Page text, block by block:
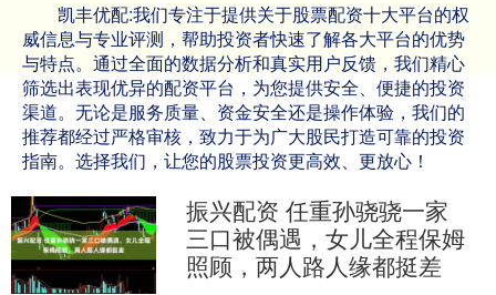
凯丰优配:我们专注于提供关于股票配资十大平台的权
威信息与专业评测，帮助投资者快速了解各大平台的优势
与特点。通过全面的数据分析和真实用户反馈，我们精心
筛选出表现优异的配资平台，为您提供安全、便捷的投资
渠道。无论是服务质量、资金安全还是操作体验，我们的
推荐都经过严格审核，致力于为广大股民打造可靠的投资
指南。选择我们，让您的股票投资更高效、更放心！
振兴配资 任重孙骁骁一家
三口被偶遇，女儿全程保姆
照顾，两人路人缘都挺差